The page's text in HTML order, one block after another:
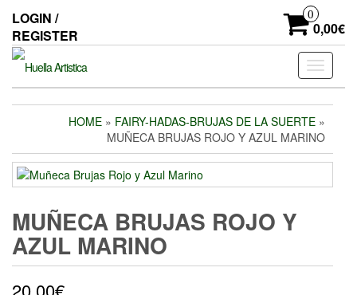
the
content
LOGIN /
REGISTER
0
0,00€
Toggle
HOME » FAIRY-HADAS-BRUJAS DE LA SUERTE »
MUÑECA BRUJAS ROJO Y AZUL MARINO
MUÑECA BRUJAS ROJO Y
AZUL MARINO